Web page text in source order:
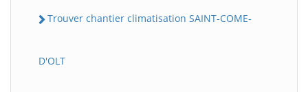
Trouver chantier climatisation SAINT-COME-
D'OLT